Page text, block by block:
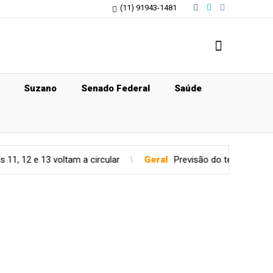
(11) 91943-1481
Suzano Senado Federal Saúde
a circular Geral Previsão do tempo para quinta-feira